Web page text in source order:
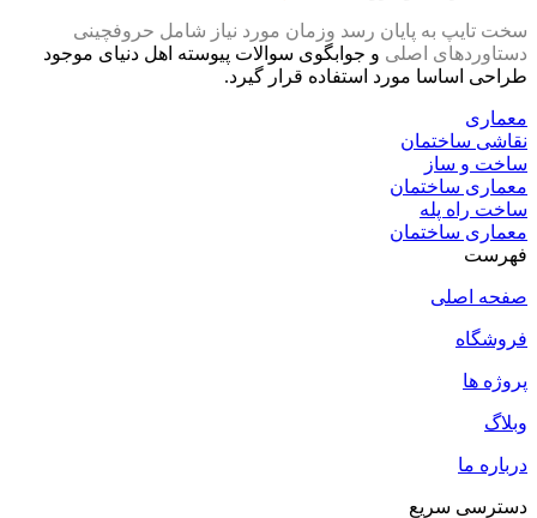
سخت تایپ به پایان رسد وزمان مورد نیاز شامل حروفچینی
دستاوردهای اصلی و جوابگوی سوالات پیوسته اهل دنیای موجود
طراحی اساسا مورد استفاده قرار گیرد.
معماری
نقاشی ساختمان
ساخت و ساز
معماری ساختمان
ساخت راه پله
معماری ساختمان
فهرست
صفحه اصلی
فروشگاه
پروژه ها
وبلاگ
درباره ما
دسترسی سریع